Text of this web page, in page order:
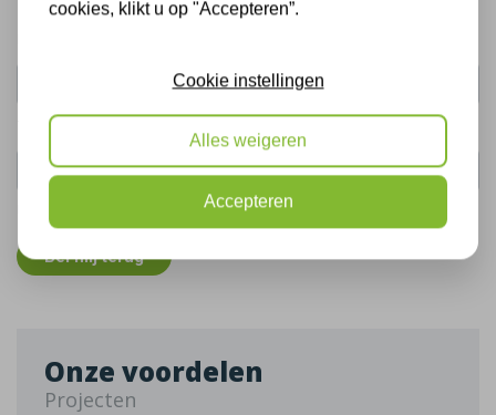
Telefoonnummer:
De gegevens die u hier verstrekt vallen onder ons
Bel mij terug
Onze voordelen
Projecten
cookies, klikt u op "Accepteren”.
Cookie instellingen
Alles weigeren
Accepteren